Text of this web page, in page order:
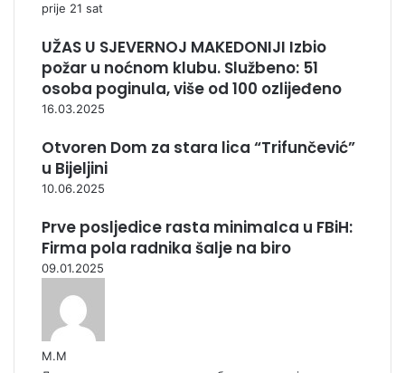
prije 21 sat
UŽAS U SJEVERNOJ MAKEDONIJI Izbio
požar u noćnom klubu. Službeno: 51
osoba poginula, više od 100 ozlijeđeno
16.03.2025
Otvoren Dom za stara lica “Trifunčević”
u Bijeljini
10.06.2025
Prve posljedice rasta minimalca u FBiH:
Firma pola radnika šalje na biro
09.01.2025
М.М